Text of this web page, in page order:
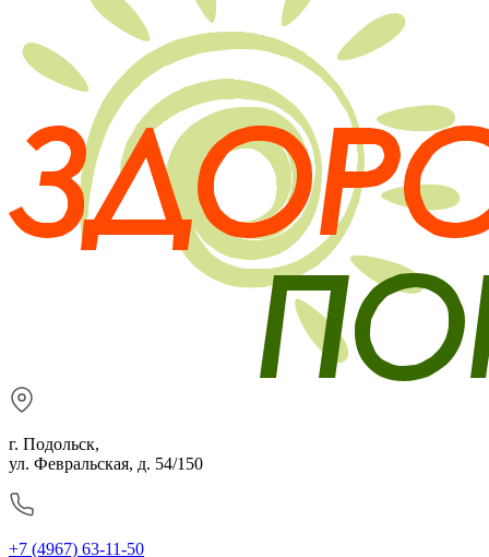
г. Подольск,
ул. Февральская, д. 54/150
+7 (4967) 63-11-50